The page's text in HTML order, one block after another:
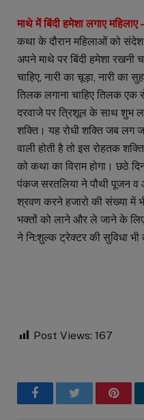
माथे में बिंदी हमेशा लगाए महिलाए
कथा के दौरान महिलाओं को संदेश
अपने माथे पर बिंदी हमेशा रखनी
चाहिए, नारी का चूड़ा, नारी का
तिलक लगाना चाहिए तिलक एक
दरवाजे पर त्रिशूल के साथ शुभ
शक्ति। यह रोधी शक्ति जब लग
वाली होती है तो इस रोहतक
को कथा का विराम होगा। छठे
पंकज सरतलिया ने पौथी पूजन
श्रवण करने हजारो की संख्या
भक्तों को लाने और ले जाने के
ने नि:शुल्क ट्रेक्टर की सुविधा भी
Post Views: 167
FacebookTwitter